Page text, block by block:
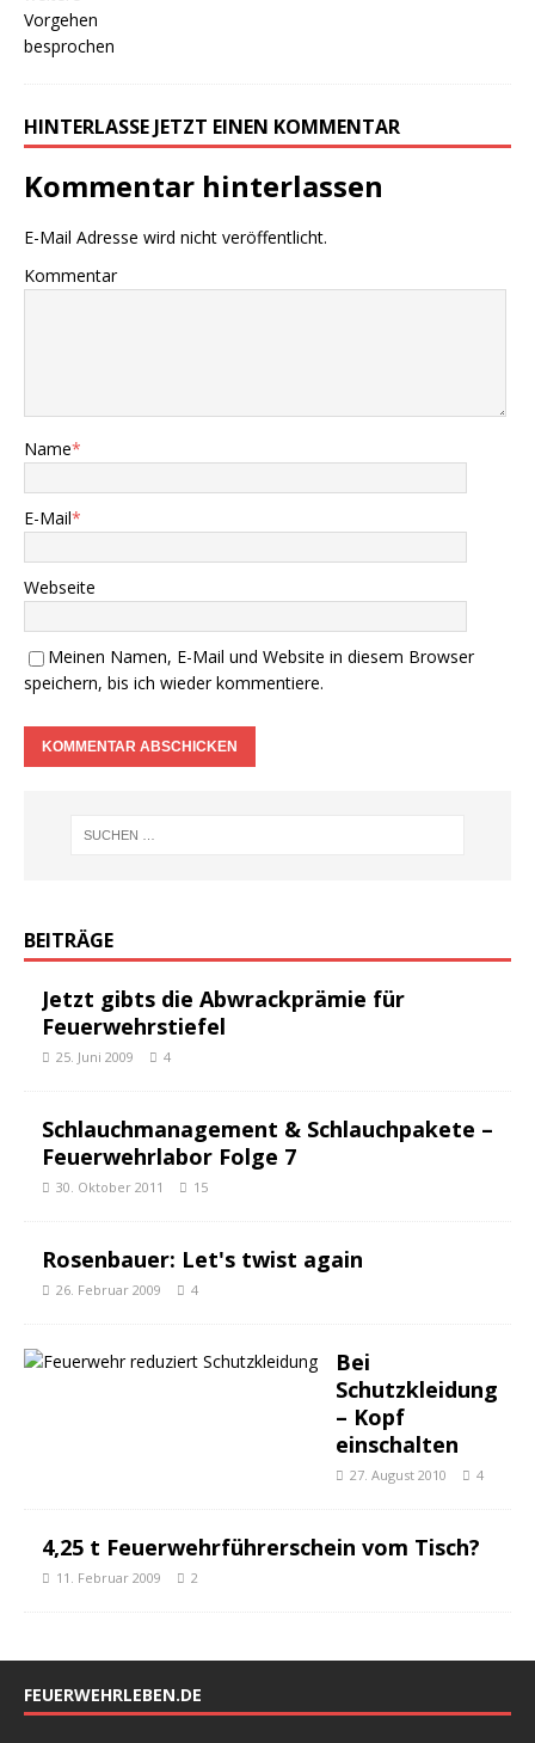
HINTERLASSE JETZT EINEN KOMMENTAR
Kommentar hinterlassen
E-Mail Adresse wird nicht veröffentlicht.
Kommentar
Name*
E-Mail*
Webseite
Meinen Namen, E-Mail und Website in diesem Browser
speichern, bis ich wieder kommentiere.
BEITRÄGE
Jetzt gibts die Abwrackprämie für
Feuerwehrstiefel
25. Juni 2009 4
Schlauchmanagement & Schlauchpakete –
Feuerwehrlabor Folge 7
30. Oktober 2011 15
Rosenbauer: Let's twist again
26. Februar 2009 4
Bei
Schutzkleidung
– Kopf
einschalten
27. August 2010 4
4,25 t Feuerwehrführerschein vom Tisch?
11. Februar 2009 2
FEUERWEHRLEBEN.DE